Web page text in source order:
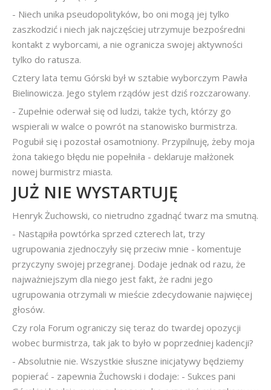
- Niech unika pseudopolityków, bo oni mogą jej tylko
zaszkodzić i niech jak najczęściej utrzymuje bezpośredni
kontakt z wyborcami, a nie ogranicza swojej aktywności
tylko do ratusza.
Cztery lata temu Górski był w sztabie wyborczym Pawła
Bielinowicza. Jego stylem rządów jest dziś rozczarowany.
- Zupełnie oderwał się od ludzi, także tych, którzy go
wspierali w walce o powrót na stanowisko burmistrza.
Pogubił się i pozostał osamotniony. Przypilnuję, żeby moja
żona takiego błędu nie popełniła - deklaruje małżonek
nowej burmistrz miasta.
JUŻ NIE WYSTARTUJĘ
Henryk Żuchowski, co nietrudno zgadnąć twarz ma smutną.
- Nastąpiła powtórka sprzed czterech lat, trzy
ugrupowania zjednoczyły się przeciw mnie - komentuje
przyczyny swojej przegranej. Dodaje jednak od razu, że
najważniejszym dla niego jest fakt, że radni jego
ugrupowania otrzymali w mieście zdecydowanie najwięcej
głosów.
Czy rola Forum ograniczy się teraz do twardej opozycji
wobec burmistrza, tak jak to było w poprzedniej kadencji?
- Absolutnie nie. Wszystkie słuszne inicjatywy będziemy
popierać - zapewnia Żuchowski i dodaje: - Sukces pani